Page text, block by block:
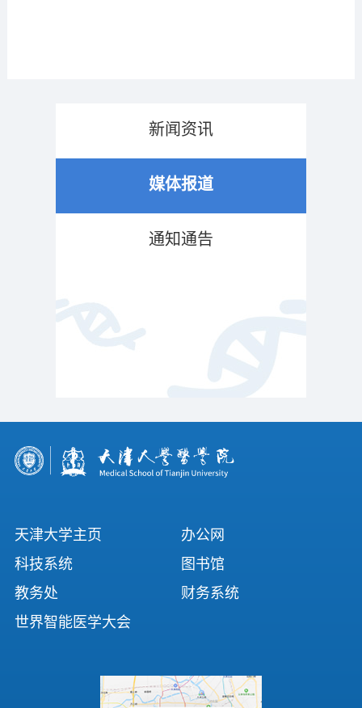
新闻资讯
媒体报道
通知通告
天津大学主页
办公网
科技系统
图书馆
教务处
财务系统
世界智能医学大会